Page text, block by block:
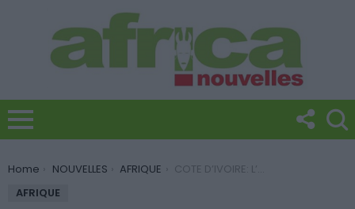
You are here:
Home NOUVELLES AFRIQUE
COTE D’IVOIRE: L’école rendue obligatoire de 6 à 16 ans!
AFRIQUE